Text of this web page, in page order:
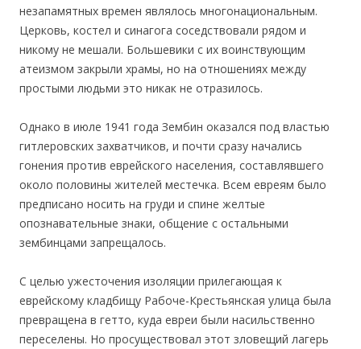
незапамятных времен являлось многонациональным.
Церковь, костел и синагога соседствовали рядом и
никому не мешали. Большевики с их воинствующим
атеизмом закрыли храмы, но на отношениях между
простыми людьми это никак не отразилось.
Однако в июле 1941 года Зембин оказался под властью
гитлеровских захватчиков, и почти сразу начались
гонения против еврейского населения, составлявшего
около половины жителей местечка. Всем евреям было
предписано носить на груди и спине желтые
опознавательные знаки, общение с остальными
зембинцами запрещалось.
С целью ужесточения изоляции прилегающая к
еврейскому кладбищу Рабоче-Крестьянская улица была
превращена в гетто, куда евреи были насильственно
переселены. Но просуществовал этот зловещий лагерь